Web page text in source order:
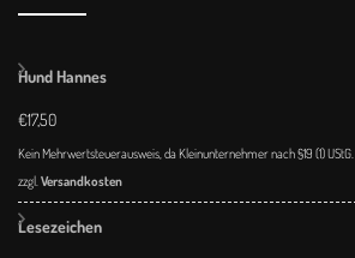
Hund Hannes
€17,50
Kein Mehrwertsteuerausweis, da Kleinunternehmer nach §19 (1) UStG.
zzgl.Versandkosten
Lesezeichen